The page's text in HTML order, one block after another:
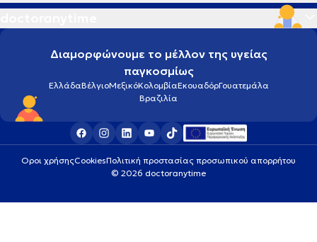
Διαμορφώνουμε το μέλλον της υγείας
παγκοσμίως
ΕλλάδαΒέλγιοΜεξικόΚολομβίαΕκουαδόρΓουατεμάλα
Βραζιλία
Οροι χρήσηςCookiesΠολιτική προστασίας προσωπικού απορρήτου
© 2026 doctoranytime